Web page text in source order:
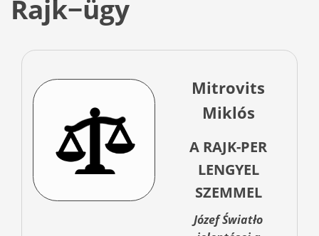
Rajk−ügy
Mitrovits
Miklós
A RAJK-PER
LENGYEL
SZEMMEL
Józef Światło